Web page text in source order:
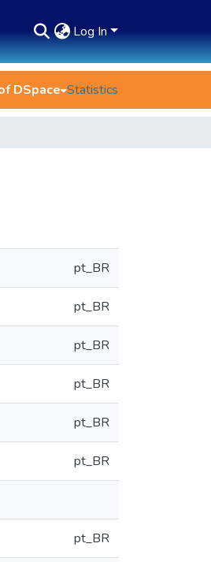
Log In
DSpace Statistics
pt_BR
pt_BR
pt_BR
pt_BR
pt_BR
pt_BR
pt_BR